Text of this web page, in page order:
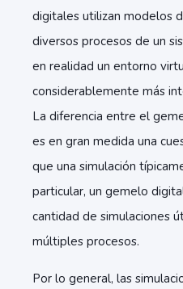
digitales utilizan modelos
diversos procesos de un
en realidad un entorno
considerablemente más
La diferencia entre el
es en gran medida una
que una simulación
particular, un gemelo
cantidad de simulaciones
múltiples procesos.
Por lo general, las